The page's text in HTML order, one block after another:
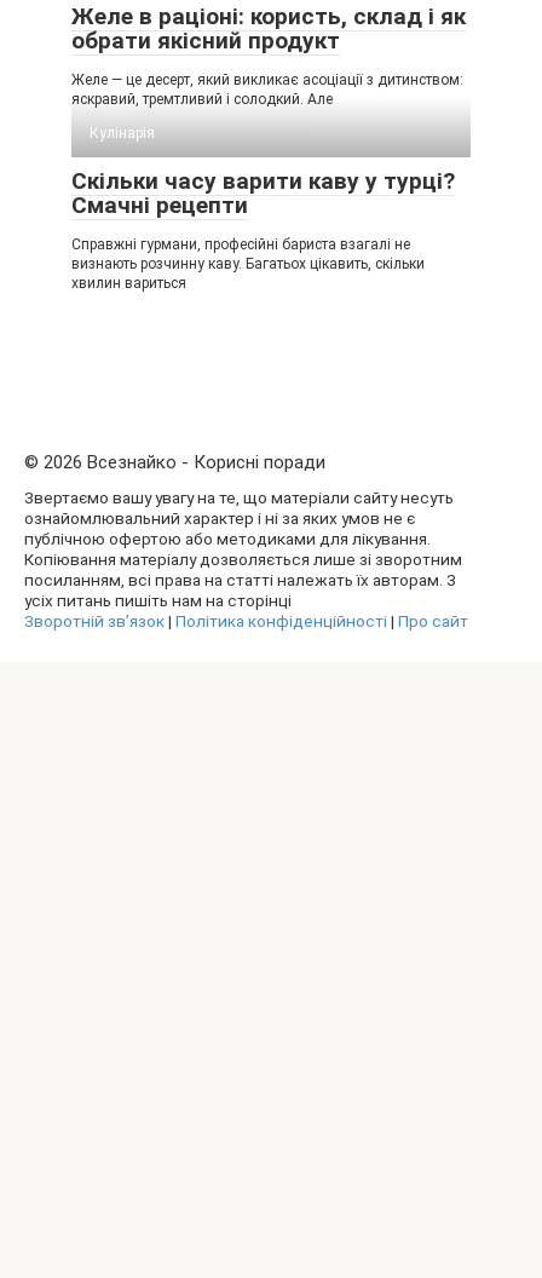
Желе в раціоні: користь, склад і як
обрати якісний продукт
Желе — це десерт, який викликає асоціації з дитинством:
яскравий, тремтливий і солодкий. Але
Кулінарія
Скільки часу варити каву у турці?
Смачні рецепти
Справжні гурмани, професійні бариста взагалі не
визнають розчинну каву. Багатьох цікавить, скільки
хвилин вариться
© 2026 Всезнайко - Корисні поради
Звертаємо вашу увагу на те, що матеріали сайту несуть
ознайомлювальний характер і ні за яких умов не є
публічною офертою або методиками для лікування.
Копіювання матеріалу дозволяється лише зі зворотним
посиланням, всі права на статті належать їх авторам. З
усіх питань пишіть нам на сторінці
Зворотній зв’язок| Політика конфіденційності| Про сайт